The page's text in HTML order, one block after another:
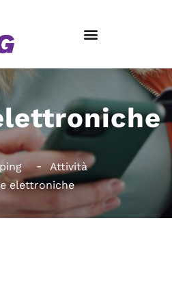
Attività
elettroniche